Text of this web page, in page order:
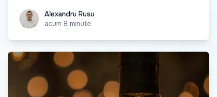
Alexandru Rusu
Alexandru Rusu
acum 8 minute